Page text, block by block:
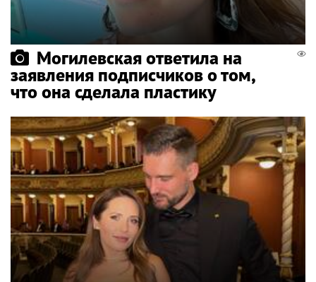
Могилевская ответила на
заявления подписчиков о том,
что она сделала пластику